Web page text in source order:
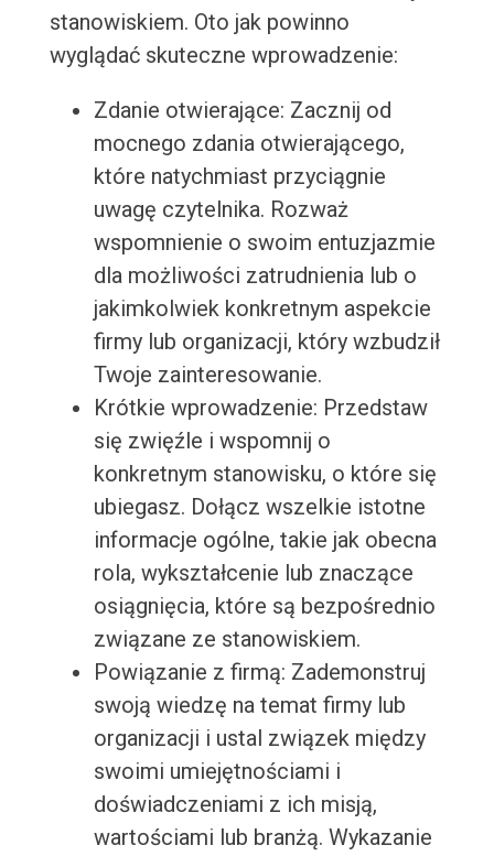
stanowiskiem. Oto jak powinno
wyglądać skuteczne wprowadzenie:
Zdanie otwierające: Zacznij od
mocnego zdania otwierającego,
które natychmiast przyciągnie
uwagę czytelnika. Rozważ
wspomnienie o swoim entuzjazmie
dla możliwości zatrudnienia lub o
jakimkolwiek konkretnym aspekcie
firmy lub organizacji, który wzbudził
Twoje zainteresowanie.
Krótkie wprowadzenie: Przedstaw
się zwięźle i wspomnij o
konkretnym stanowisku, o które się
ubiegasz. Dołącz wszelkie istotne
informacje ogólne, takie jak obecna
rola, wykształcenie lub znaczące
osiągnięcia, które są bezpośrednio
związane ze stanowiskiem.
Powiązanie z firmą: Zademonstruj
swoją wiedzę na temat firmy lub
organizacji i ustal związek między
swoimi umiejętnościami i
doświadczeniami z ich misją,
wartościami lub branżą. Wykazanie